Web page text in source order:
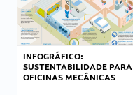
INFOGRÁFICO:
SUSTENTABILIDADE PARA
OFICINAS MECÂNICAS